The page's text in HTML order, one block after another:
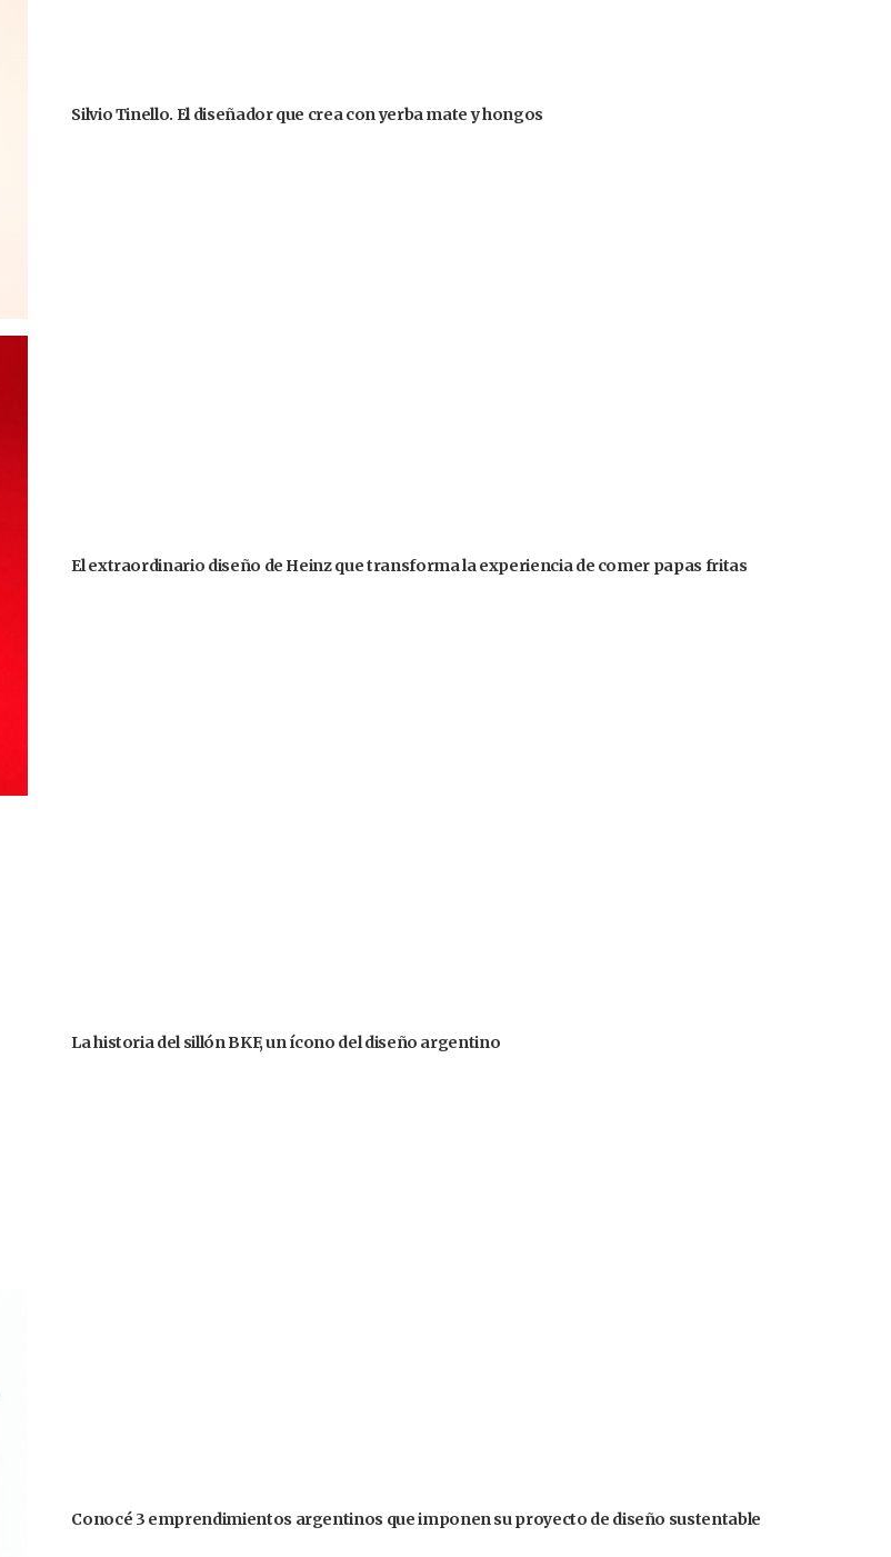
Silvio Tinello. El diseñador que crea con yerba mate y hongos
El extraordinario diseño de Heinz que transforma la experiencia de comer papas fritas
La historia del sillón BKF, un ícono del diseño argentino
Conocé 3 emprendimientos argentinos que imponen su proyecto de diseño sustentable